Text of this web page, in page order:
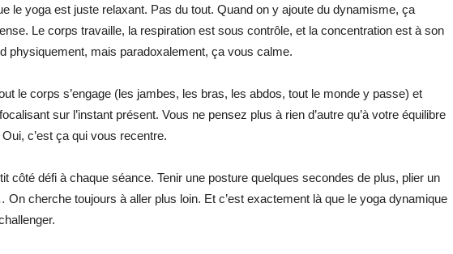
le yoga est juste relaxant. Pas du tout. Quand on y ajoute du dynamisme, ça
Le corps travaille, la respiration est sous contrôle, et la concentration est à son
physiquement, mais paradoxalement, ça vous calme.
le corps s’engage (les jambes, les bras, les abdos, tout le monde y passe) et
sur l’instant présent. Vous ne pensez plus à rien d’autre qu’à votre équilibre
c’est ça qui vous recentre.
côté défi à chaque séance. Tenir une posture quelques secondes de plus, plier un
cherche toujours à aller plus loin. Et c’est exactement là que le yoga dynamique